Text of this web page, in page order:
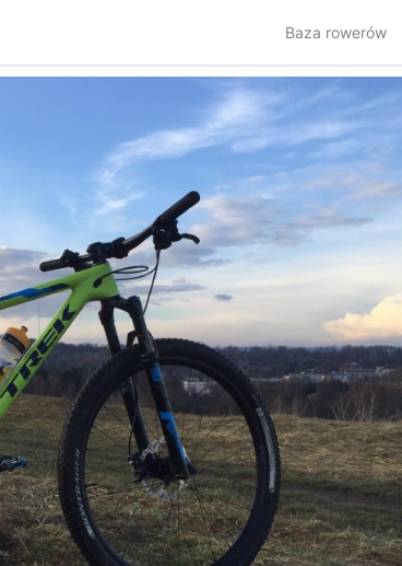
Baza rowerów